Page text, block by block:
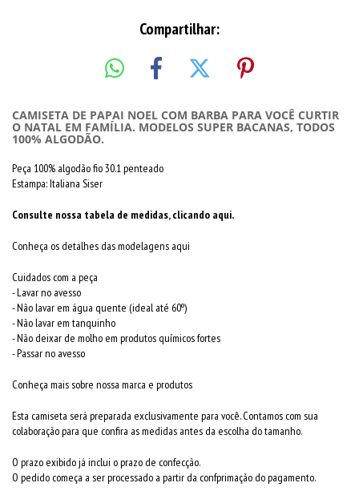
Compartilhar:
CAMISETA DE PAPAI NOEL COM BARBA PARA VOCÊ CURTIR
O NATAL EM FAMÍLIA. MODELOS SUPER BACANAS, TODOS
100% ALGODÃO.
Peça 100% algodão fio 30.1 penteado
Estampa: Italiana Siser
Consulte nossa tabela de medidas, clicando aqui.
Conheça os detalhes das modelagens aqui
Cuidados com a peça
- Lavar no avesso
- Não lavar em água quente (ideal até 60º)
- Não lavar em tanquinho
- Não deixar de molho em produtos químicos fortes
- Passar no avesso
Conheça mais sobre nossa marca e produtos
Esta camiseta será preparada exclusivamente para você. Contamos com sua
colaboração para que confira as medidas antes da escolha do tamanho.
O prazo exibido já inclui o prazo de confecção.
O pedido começa a ser processado a partir da confprimação do pagamento.